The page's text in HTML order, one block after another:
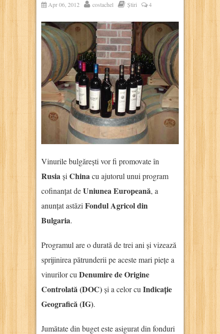
Apr 06, 2012 costachel Știri 4
Vinurile bulgărești vor fi promovate în
Rusiași Chinacu ajutorul unui program
cofinanțat deUniunea Europeană, a
anunțat astăzi Fondul Agricol din
Bulgaria.
Programul are o durată de trei ani și vizează
sprijinirea pătrunderii pe aceste mari piețe a
vinurilor cu Denumire de Origine
Controlată (DOC)și a celor cu Indicație
Geografică (IG).
Jumătate din buget este asigurat din fonduri